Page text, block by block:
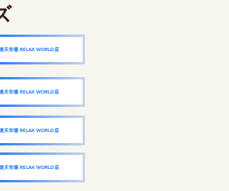
楽天市場 RELAX WORLD店
楽天市場 RELAX WORLD店
楽天市場 RELAX WORLD店
楽天市場 RELAX WORLD店